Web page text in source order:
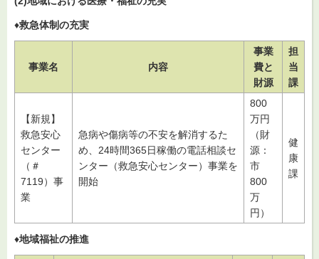
♦救急体制の充実
事業名 内容
事業
費と
財源
担
当
課
【新規】
救急安心
センター
（＃
7119）事
業
急病や傷病等の不安を解消するた
め、24時間365日稼働の電話相談セ
ンター（救急安心センター）事業を
開始
800
万円
（財
源：
市
800
万
円）
健
康
課
♦地域福祉の推進